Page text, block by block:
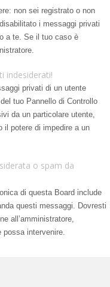
non sei registrato o non
i messaggi privati
a te. Se il tuo caso è
indesiderati!
privati ​​di un utente
tuo Pannello di Controllo
da un particolare utente,
il potere di impedire a un
o spam da
di questa Board include
questi messaggi. Dovresti
all’amministratore,
possa intervenire.